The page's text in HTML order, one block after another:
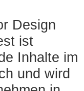
Design
ist
Inhalte im
und wird